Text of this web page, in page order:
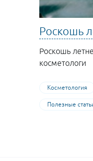
Роскошь
Роскошь
косметологи
Косметология
Полезные